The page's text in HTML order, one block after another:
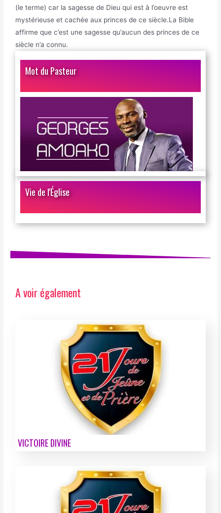
(le terme) car la sagesse de Dieu qui est à l’oeuvre est
mystérieuse et cachée aux princes de ce siècle.La Bible
affirme que c’est une sagesse qu’aucun des princes de ce
siècle n’a connu.
Mot du Pasteur
Vie de l'Église
A voir également
VICTOIRE DIVINE